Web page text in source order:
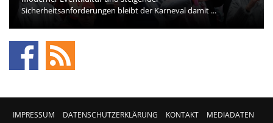
Sicherheitsanforderungen bleibt der Karneval damit ...
IMPRESSUM DATENSCHUTZERKLÄRUNG KONTAKT MEDIADATEN